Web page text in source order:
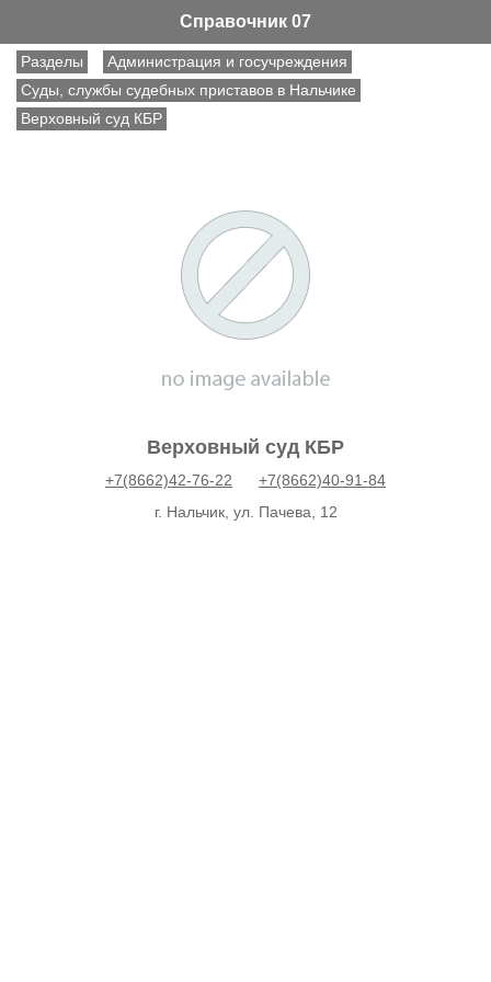
Справочник 07
Разделы
Администрация и госучреждения
Суды, службы судебных приставов в Нальчике
Верховный суд КБР
Верховный суд КБР
+7(8662)42-76-22
+7(8662)40-91-84
г. Нальчик, ул. Пачева, 12